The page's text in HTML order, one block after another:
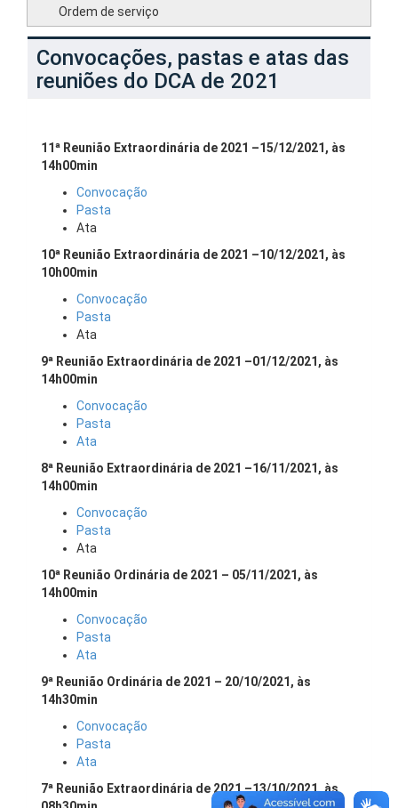
Ordem de serviço
Convocações, pastas e atas das
reuniões do DCA de 2021
11ª Reunião Extraordinária de 2021 –15/12/2021, às
14h00min
Convocação
Pasta
Ata
10ª Reunião Extraordinária de 2021 –10/12/2021, às
10h00min
Convocação
Pasta
Ata
9ª Reunião Extraordinária de 2021 –01/12/2021, às
14h00min
Convocação
Pasta
Ata
8ª Reunião Extraordinária de 2021 –16/11/2021, às
14h00min
Convocação
Pasta
Ata
10ª Reunião Ordinária de 2021 – 05/11/2021, às
14h00min
Convocação
Pasta
Ata
9ª Reunião Ordinária de 2021 – 20/10/2021, às
14h30min
Convocação
Pasta
Ata
7ª Reunião Extraordinária de 2021 –13/10/2021, às